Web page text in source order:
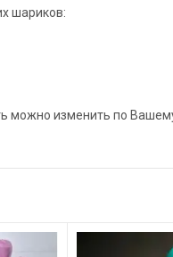
шариков:
можно изменить по